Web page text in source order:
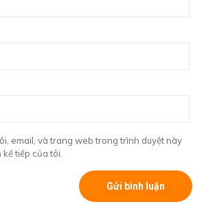
email, và trang web trong trình duyệt này
tiếp của tôi.